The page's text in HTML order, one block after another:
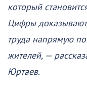
который
Цифры
труда напрямую
жителей, —
Юртаев.